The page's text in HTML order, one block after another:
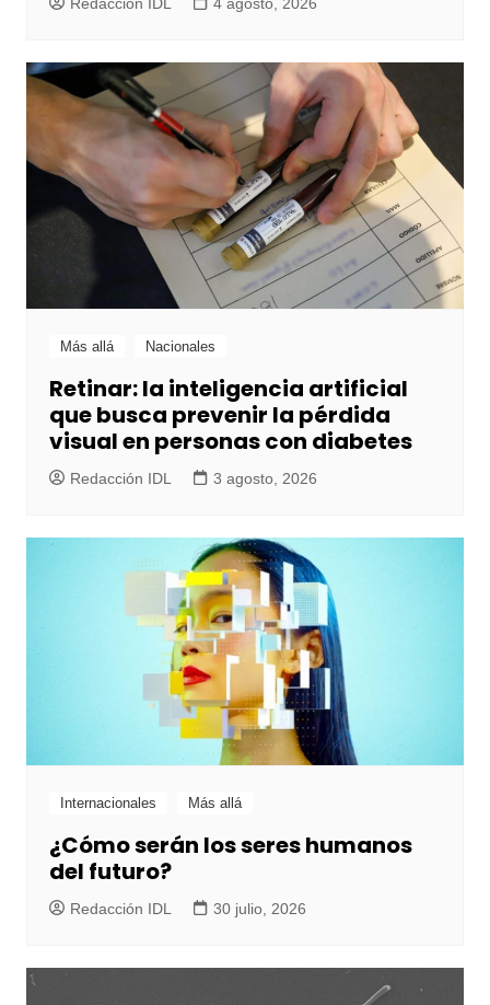
Más allá Nacionales
Retinar: la inteligencia artificial
que busca prevenir la pérdida
visual en personas con diabetes
Redacción IDL 3 agosto, 2026
Internacionales Más allá
¿Cómo serán los seres humanos
del futuro?
Redacción IDL 30 julio, 2026